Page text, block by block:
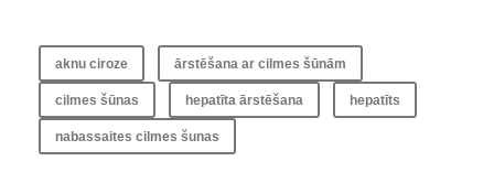
aknu ciroze ārstēšana ar cilmes šūnām
cilmes šūnas hepatīta ārstēšana hepatīts
nabassaites cilmes šunas